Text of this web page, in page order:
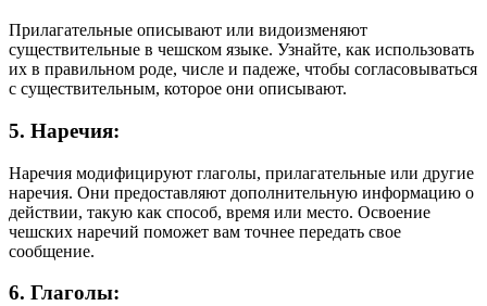
Прилагательные описывают или видоизменяют
существительные в чешском языке. Узнайте, как использовать
их в правильном роде, числе и падеже, чтобы согласовываться
с существительным, которое они описывают.
5. Наречия:
Наречия модифицируют глаголы, прилагательные или другие
наречия. Они предоставляют дополнительную информацию о
действии, такую как способ, время или место. Освоение
чешских наречий поможет вам точнее передать свое
сообщение.
6. Глаголы: